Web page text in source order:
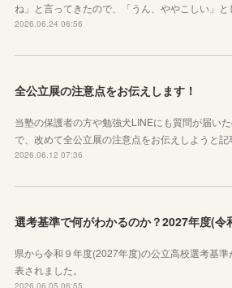
ね」と言ってきたので、「うん、ややこしい」と
2026.06.24 06:56
全公立展の注意点をお伝えします！
当塾の保護者の方や勉強犬LINEにも質問が届い
で、改めて全公立展の注意点をお伝えしようと記
2026.06.12 07:36
県から令和９年度(2027年度)の公立高校選考基準
表されました。
2026.06.05 06:55